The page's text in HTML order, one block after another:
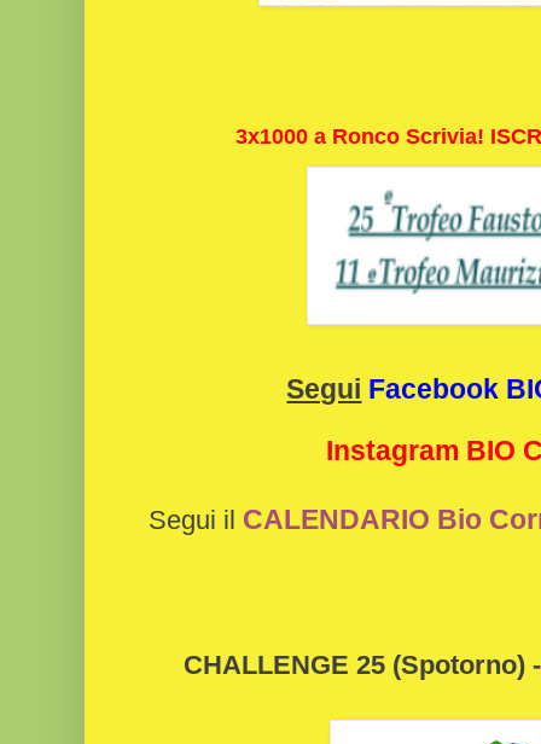
3x1000 a Ronco Scrivia!
Segui Facebook
Instagram BIO
Segui il CALENDARIO Bio
CHALLENGE 25 (Spotorno)